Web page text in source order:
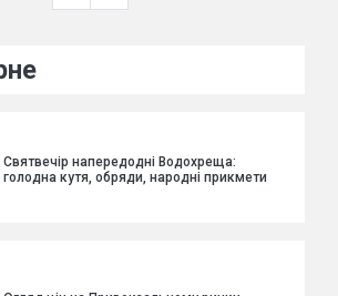
Святвечір напередодні Водохреща:
голодна кутя, обряди, народні прикмети